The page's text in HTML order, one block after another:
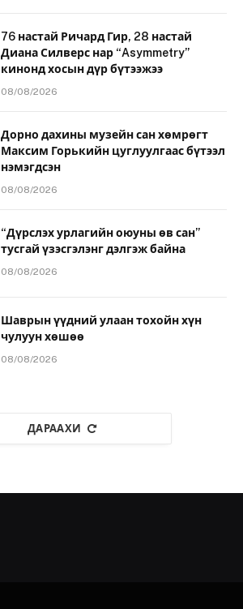
76 настай Ричард Гир, 28 настай
Диана Силверс нар “Asymmetry”
кинонд хосын дүр бүтээжээ
08/08/2026
Дорно дахины музейн сан хөмрөгт
Максим Горькийн цуглуулгаас бүтээл
нэмэгдсэн
08/08/2026
“Дүрслэх урлагийн оюуны өв сан”
тусгай үзэсгэлэнг дэлгэж байна
08/08/2026
Шаврын үүдний улаан тохойн хүн
чулуун хөшөө
08/08/2026
ДАРААХИ